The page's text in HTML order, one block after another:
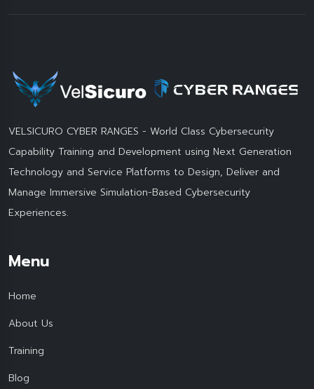
VELSICURO CYBER RANGES - World Class Cybersecurity
Capability Training and Development using Next Generation
Technology and Service Platforms to Design, Deliver and
Manage Immersive Simulation-Based Cybersecurity
Experiences.
Menu
Home
About Us
Training
Blog